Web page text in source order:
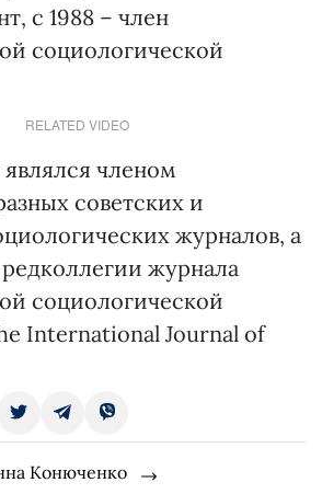
с 1988 – член
социологической
RELATED VIDEO
членом
советских и
журналов, а
журнала
социологической
International Journal of
Конюченко